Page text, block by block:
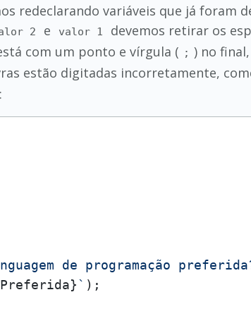
redeclarando variáveis que já foram
2 e valor 1
devemos retirar os
com um ponto e vírgula ( ; ) no
estão digitadas incorretamente,
de programação
` );